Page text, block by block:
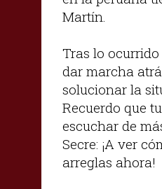
Martín.
Tras lo
dar marcha
solucionar la
Recuerdo que
escuchar de
Secre: ¡A ver
arreglas ahora!